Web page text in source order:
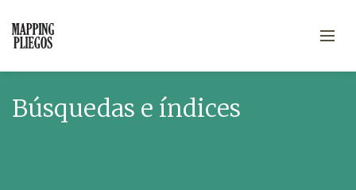
Búsquedas e índices